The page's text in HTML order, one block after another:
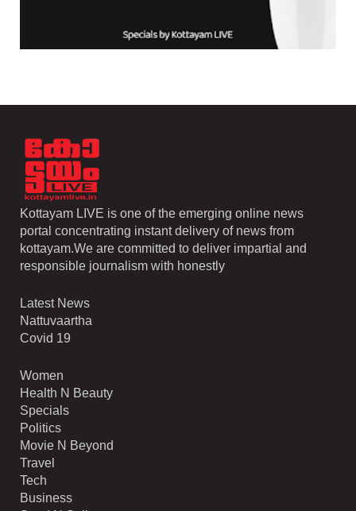
Kottayam LIVE is one of the emerging online news
portal concentrating instant delivery of news from
kottayam.We are committed to deliver impartial and
responsible journalism with honestly
Latest News
Nattuvaartha
Covid 19
Women
Health N Beauty
Specials
Politics
Movie N Beyond
Travel
Tech
Business